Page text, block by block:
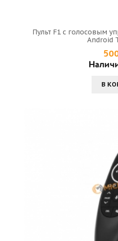
Пульт F1 с голосовым
Android
В